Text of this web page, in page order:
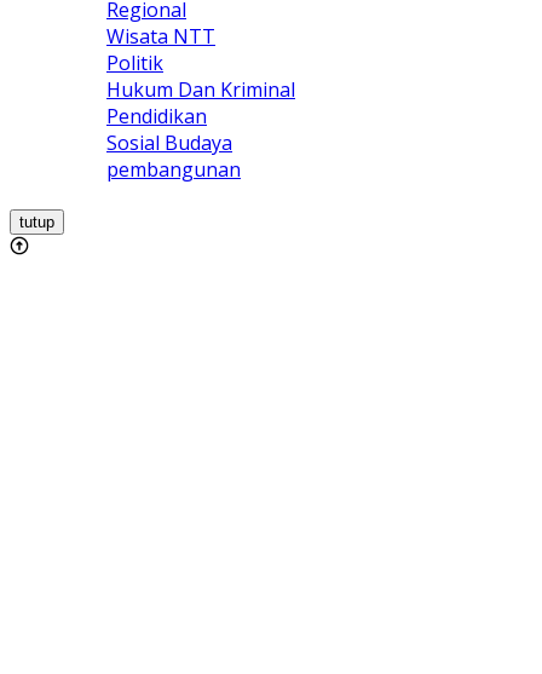
Regional
Wisata NTT
Politik
Hukum Dan Kriminal
Pendidikan
Sosial Budaya
pembangunan
tutup